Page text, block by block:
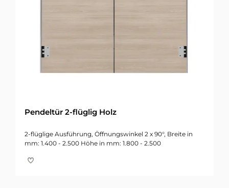
Pendeltür 2-flüglig Holz
2-flüglige Ausführung, Öffnungswinkel 2 x 90°, Breite in
mm: 1.400 - 2.500 Höhe in mm: 1.800 - 2.500